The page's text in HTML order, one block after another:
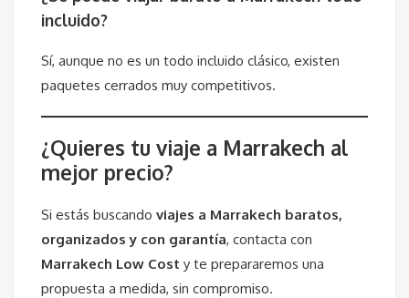
incluido?
Sí, aunque no es un todo incluido clásico, existen
paquetes cerrados muy competitivos.
¿Quieres tu viaje a Marrakech al
mejor precio?
Si estás buscando viajes a Marrakech baratos,
organizados y con garantía, contacta con
Marrakech Low Cost y te prepararemos una
propuesta a medida, sin compromiso.